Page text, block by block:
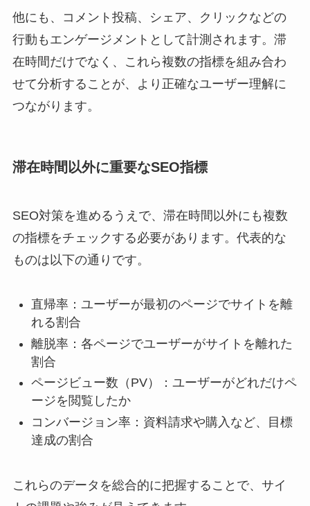
他にも、コメント投稿、シェア、クリックなどの
行動もエンゲージメントとして計測されます。滞
在時間だけでなく、これら複数の指標を組み合わ
せて分析することが、より正確なユーザー理解に
つながります。
滞在時間以外に重要なSEO指標
SEO対策を進めるうえで、滞在時間以外にも複数
の指標をチェックする必要があります。代表的な
ものは以下の通りです。
直帰率：ユーザーが最初のページでサイトを離
れる割合
離脱率：各ページでユーザーがサイトを離れた
割合
ページビュー数（PV）：ユーザーがどれだけペ
ージを閲覧したか
コンバージョン率：資料請求や購入など、目標
達成の割合
これらのデータを総合的に把握することで、サイ